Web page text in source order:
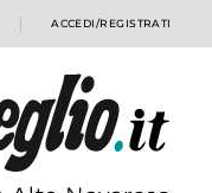
ACCEDI/REGISTRATI